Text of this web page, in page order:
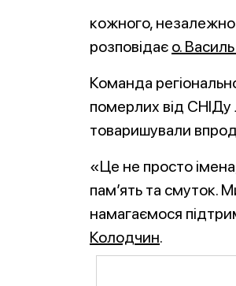
кожного, незалежно
розповідає о.
Команда
померлих від СНІДу
товаришували
«Це не просто
пам’ять та смуток.
намагаємося
Колодчин.